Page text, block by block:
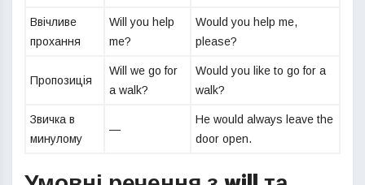
Ввічливе
прохання
Will you help
me?
Would you help me,
please?
Пропозиція
Will we go for
a walk?
Would you like to go for a
walk?
Звичка в
минулому
—
He would always leave the
door open.